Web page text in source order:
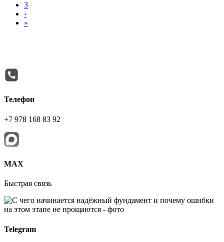
3
›
»
Телефон
+7 978 168 83 92
МАХ
Быстрая связь
Telegram